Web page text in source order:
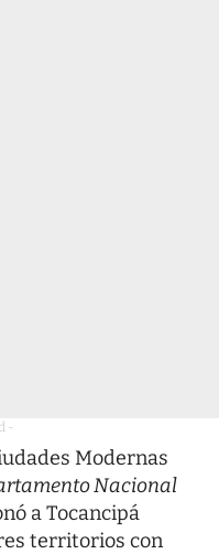
-
Modernas
Nacional
a Tocancipá
territorios con